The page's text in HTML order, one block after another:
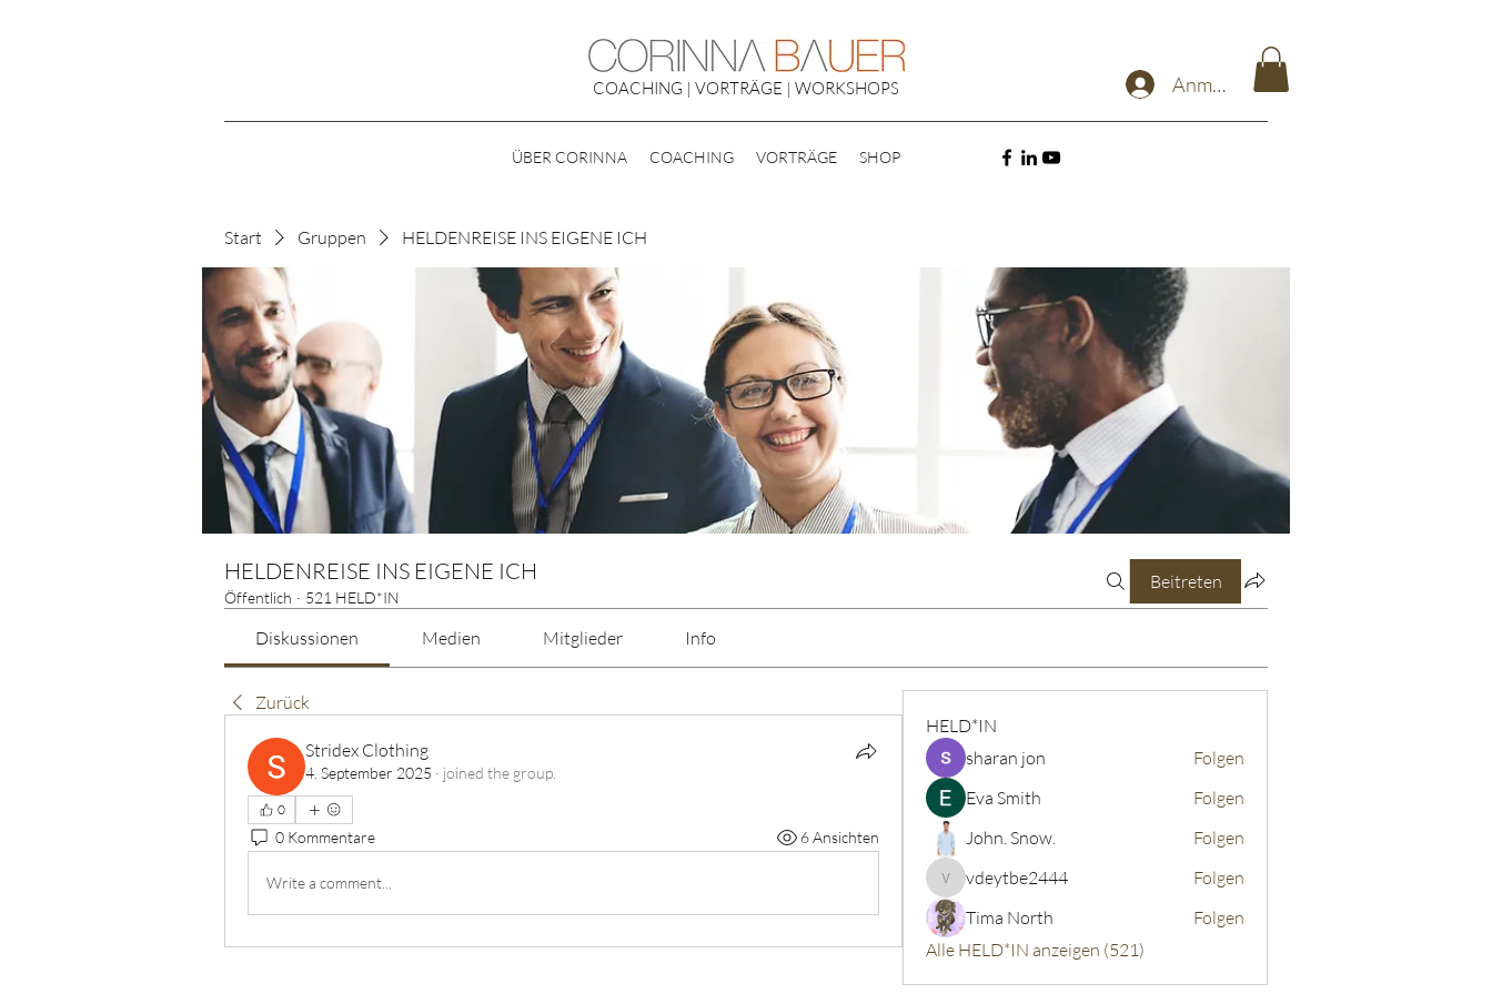
COACHING | VORTRÄGE | WORKSHOPS Anmelden
Start Gruppen HELDENREISE INS EIGENE ICH
HELDENREISE INS EIGENE ICH
Öffentlich · 521 HELD*IN
Beitreten
Diskussionen Medien Mitglieder Info
Zurück
Stridex Clothing
4. September 2025 · joined the group.
0
0 Kommentare 6 Ansichten
Write a comment...
HELD*IN
sharan jon
Folgen
Eva Smith
Folgen
John. Snow.
Folgen
vdeytbe2444
vdeytbe2444
Folgen
Tima North
Folgen
Alle HELD*IN anzeigen (521)
ÜBER CORINNA COACHING VORTRÄGE SHOP